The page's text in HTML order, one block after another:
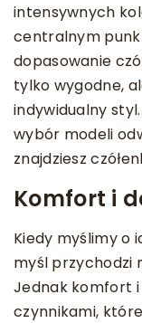
intensywnych
centralnym
dopasowanie
tylko wygodne,
indywidualny
wybór modeli
znajdziesz
Komfort i
Kiedy myślimy o
myśl przychodzi
Jednak komfort i
czynnikami,